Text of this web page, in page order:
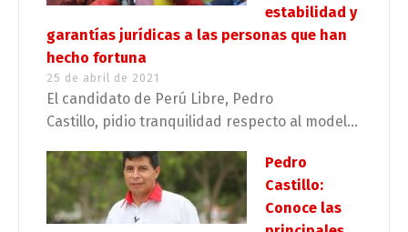
estabilidad y
garantías jurídicas a las personas que han
hecho fortuna
25 de abril de 2021
El candidato de Perú Libre, Pedro
Castillo, pidio tranquilidad respecto al model...
Pedro
Castillo:
Conoce las